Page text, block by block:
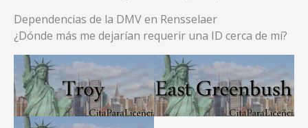
Dependencias de la DMV en Rensselaer
¿Dónde más me dejarían requerir una ID cerca de mí?